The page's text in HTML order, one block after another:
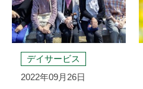
デイサービス
2022年09月26日